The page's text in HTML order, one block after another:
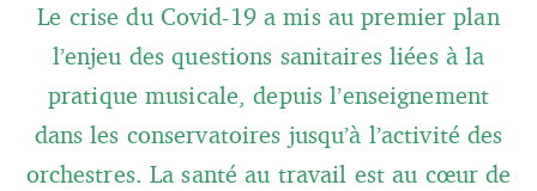
Le crise du Covid-19 a mis au premier plan
l’enjeu des questions sanitaires liées à la
pratique musicale, depuis l’enseignement
dans les conservatoires jusqu’à l’activité des
orchestres. La santé au travail est au cœur de